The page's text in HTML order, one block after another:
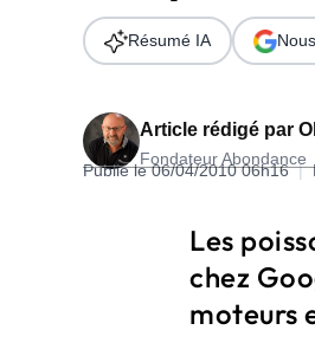
Télécharger
SEO & GEO -
lieu de 349€ pendant 1 mois !
Article rédigé par
Fondateur Abondance
Publié le 06/04/2010 06h16 |
Résumé IA
Les
chez
moteurs